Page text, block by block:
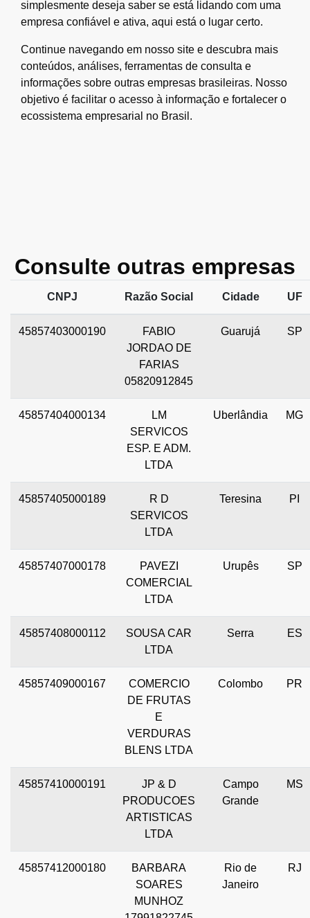
simplesmente deseja saber se está lidando com uma
empresa confiável e ativa, aqui está o lugar certo.
Continue navegando em nosso site e descubra mais
conteúdos, análises, ferramentas de consulta e
informações sobre outras empresas brasileiras. Nosso
objetivo é facilitar o acesso à informação e fortalecer o
ecossistema empresarial no Brasil.
Consulte outras empresas
CNPJ Razão Social Cidade UF
45857403000190
FABIO
JORDAO DE
FARIAS
05820912845
Guarujá SP
45857404000134
LM
SERVICOS
ESP. E ADM.
LTDA
Uberlândia MG
45857405000189
R D
SERVICOS
LTDA
Teresina PI
45857407000178
PAVEZI
COMERCIAL
LTDA
Urupês SP
45857408000112
SOUSA CAR
LTDA
Serra ES
45857409000167
COMERCIO
DE FRUTAS
E
VERDURAS
BLENS LTDA
Colombo PR
45857410000191
JP & D
PRODUCOES
ARTISTICAS
LTDA
Campo
Grande
MS
45857412000180
BARBARA
SOARES
MUNHOZ
Rio de
Janeiro
RJ